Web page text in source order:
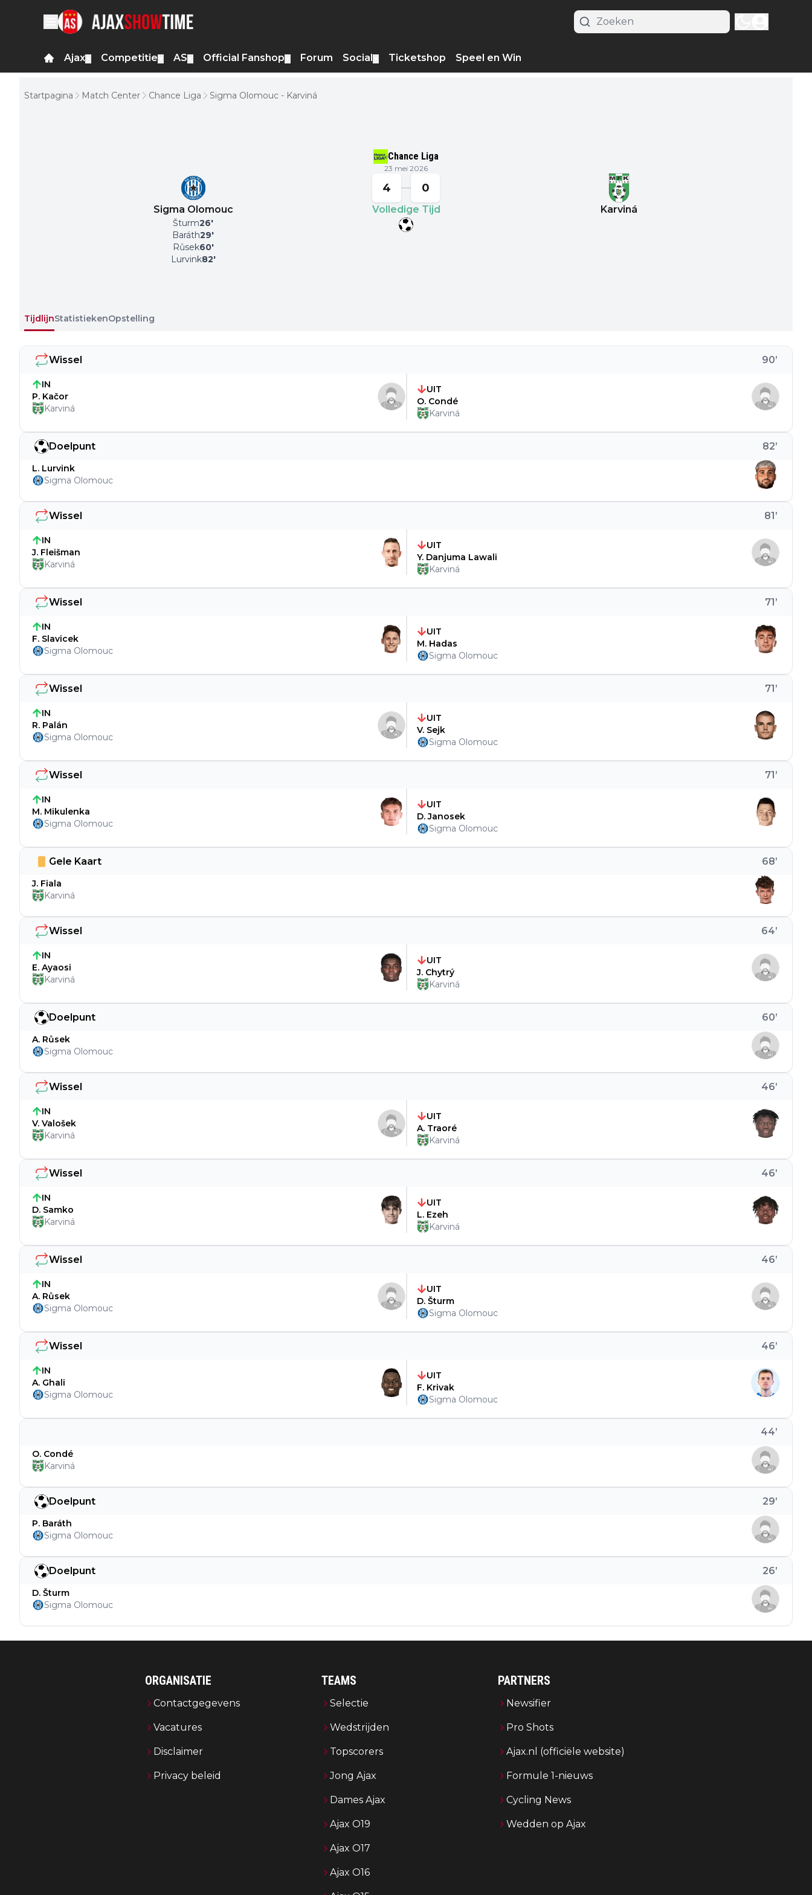
Ajax Competitie AS Official Fanshop Forum Social Ticketshop Speel en Win
Startpagina Match Center Chance Liga Sigma Olomouc - Karviná
Chance Liga
23 mei 2026
Sigma Olomouc
Šturm26'
Baráth29'
Růsek60'
Lurvink82'
4 0
Volledige Tijd Karviná
TijdlijnStatistiekenOpstelling
Doelpunt 26’
D. Šturm
Sigma Olomouc
Doelpunt 29’
P. Baráth
Sigma Olomouc
44’
O. Condé
Karviná
Wissel 46’
IN
A. Ghali
Sigma Olomouc
UIT
F. Krivak
Sigma Olomouc
Wissel 46’
IN
A. Růsek
Sigma Olomouc
UIT
D. Šturm
Sigma Olomouc
Wissel 46’
IN
D. Samko
Karviná
UIT
L. Ezeh
Karviná
Wissel 46’
IN
V. Valošek
Karviná
UIT
A. Traoré
Karviná
Doelpunt 60’
A. Růsek
Sigma Olomouc
Wissel 64’
IN
E. Ayaosi
Karviná
UIT
J. Chytrý
Karviná
Gele Kaart 68’
J. Fiala
Karviná
Wissel 71’
IN
M. Mikulenka
Sigma Olomouc
UIT
D. Janosek
Sigma Olomouc
Wissel 71’
IN
R. Palán
Sigma Olomouc
UIT
V. Sejk
Sigma Olomouc
Wissel 71’
IN
F. Slavicek
Sigma Olomouc
UIT
M. Hadas
Sigma Olomouc
Wissel 81’
IN
J. Fleišman
Karviná
UIT
Y. Danjuma Lawali
Karviná
Doelpunt 82’
L. Lurvink
Sigma Olomouc
Wissel 90’
IN
P. Kačor
Karviná
UIT
O. Condé
Karviná
ORGANISATIE
Contactgegevens
Vacatures
Disclaimer
Privacy beleid
TEAMS
Selectie
Wedstrijden
Topscorers
Jong Ajax
Dames Ajax
Ajax O19
Ajax O17
Ajax O16
PARTNERS
Newsifier
Pro Shots
Ajax.nl (officiële website)
Formule 1-nieuws
Cycling News
Wedden op Ajax